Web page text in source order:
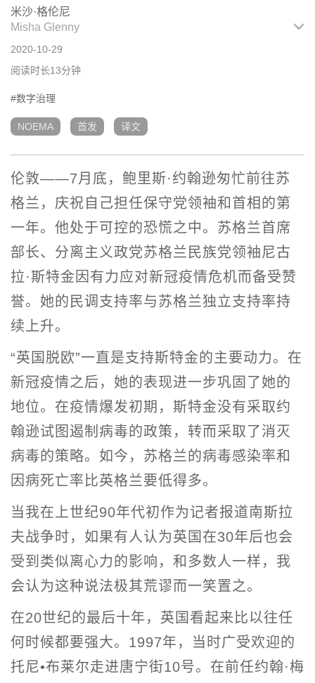
米沙·格伦尼
Misha Glenny
2020-10-29
阅读时长13分钟
#数字治理
NOEMA 首发 译文
伦敦——7月底，鲍里斯·约翰逊匆忙前往苏
格兰，庆祝自己担任保守党领袖和首相的第
一年。他处于可控的恐慌之中。苏格兰首席
部长、分离主义政党苏格兰民族党领袖尼古
拉·斯特金因有力应对新冠疫情危机而备受赞
誉。她的民调支持率与苏格兰独立支持率持
续上升。
“英国脱欧”一直是支持斯特金的主要动力。在
新冠疫情之后，她的表现进一步巩固了她的
地位。在疫情爆发初期，斯特金没有采取约
翰逊试图遏制病毒的政策，转而采取了消灭
病毒的策略。如今，苏格兰的病毒感染率和
因病死亡率比英格兰要低得多。
当我在上世纪90年代初作为记者报道南斯拉
夫战争时，如果有人认为英国在30年后也会
受到类似离心力的影响，和多数人一样，我
会认为这种说法极其荒谬而一笑置之。
在20世纪的最后十年，英国看起来比以往任
何时候都要强大。1997年，当时广受欢迎的
托尼•布莱尔走进唐宁街10号。在前任约翰·梅